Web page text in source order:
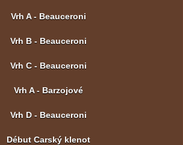
Vrh A - Beauceroni
Vrh B - Beauceroni
Vrh C - Beauceroni
Vrh A - Barzojové
Vrh D - Beauceroni
Début Carský klenot